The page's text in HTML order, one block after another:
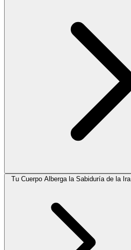
Tu Cuerpo Alberga la Sabiduría de la Ira